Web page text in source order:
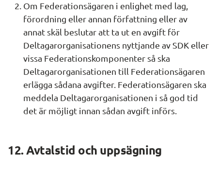
Om Federationsägaren i enlighet med lag,
förordning eller annan författning eller av
annat skäl beslutar att ta ut en avgift för
Deltagarorganisationens nyttjande av SDK eller
vissa Federationskomponenter så ska
Deltagarorganisationen till Federationsägaren
erlägga sådana avgifter. Federationsägaren ska
meddela Deltagarorganisationen i så god tid
det är möjligt innan sådan avgift införs.
12. Avtalstid och uppsägning